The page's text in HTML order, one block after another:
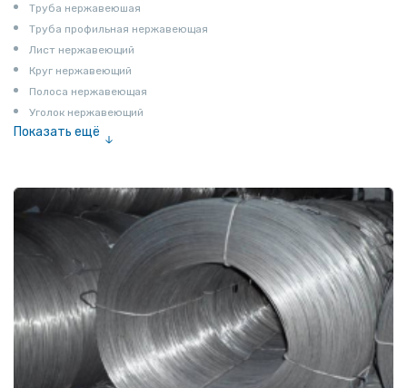
Труба нержавеюшая
Труба профильная нержавеющая
Лист нержавеющий
Круг нержавеющий
Полоса нержавеющая
Уголок нержавеющий
Показать ещё